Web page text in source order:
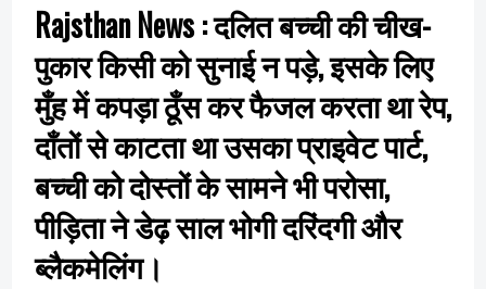
Rajsthan News : दलित बच्ची की चीख-
पुकार किसी को सुनाई न पड़े, इसके लिए
मुँह में कपड़ा ठूँस कर फैजल करता था रेप,
दाँतों से काटता था उसका प्राइवेट पार्ट,
बच्ची को दोस्तों के सामने भी परोसा,
पीड़िता ने डेढ़ साल भोगी दरिंदगी और
ब्लैकमेलिंग।